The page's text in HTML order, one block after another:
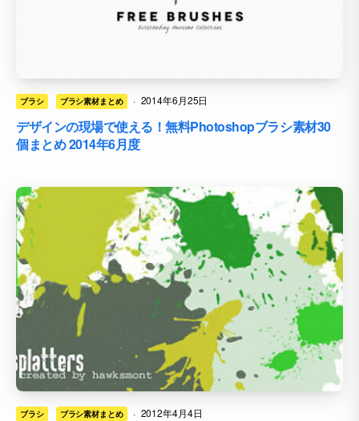
ブラシ ブラシ素材まとめ · 2014年6月25日
デザインの現場で使える！無料Photoshopブラシ素材30
個まとめ 2014年6月度
ブラシ ブラシ素材まとめ · 2012年4月4日